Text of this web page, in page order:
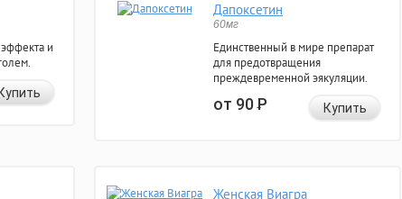
и
Купить
Дапоксетин
60мг
Единственный в мире препарат
для предотвращения
преждевременной эякуляции.
от 90Р Купить
Женская Виагра